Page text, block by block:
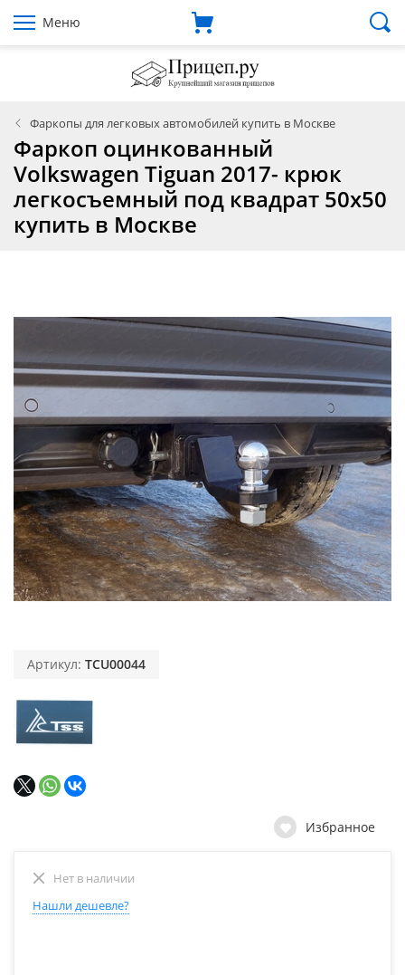
Меню
Фаркопы для легковых автомобилей купить в Москве
Фаркоп оцинкованный
Volkswagen Tiguan 2017- крюк
легкосъемный под квадрат 50x50
купить в Москве
Артикул: TCU00044
Избранное
Нет в наличии
Нашли дешевле?